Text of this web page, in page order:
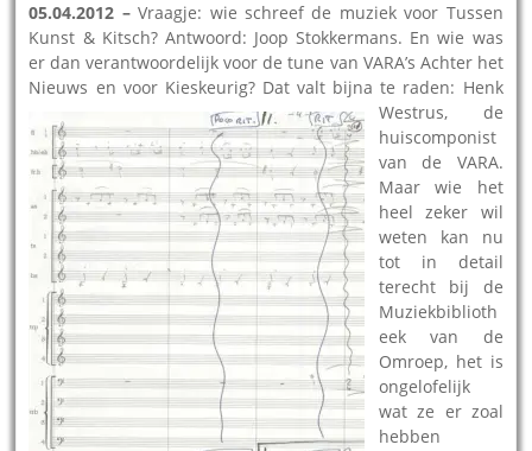
05.04.2012 –Vraagje: wie schreef de muziek voor Tussen
Kunst & Kitsch? Antwoord: Joop Stokkermans. En wie was
er dan verantwoordelijk voor de tune van VARA’s Achter het
Nieuws en voor Kieskeurig? Dat valt bijna te raden: Henk
Westrus, de
huiscomponist
van de VARA.
Maar wie het
heel zeker wil
weten kan nu
tot in detail
terecht bij de
Muziekbiblioth
eek van de
Omroep, het is
ongelofelijk
wat ze er zoal
hebben